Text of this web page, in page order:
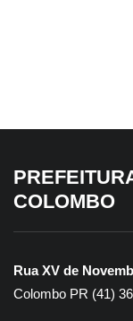
COLOMBO
Rua XV de
Colombo PR (41)